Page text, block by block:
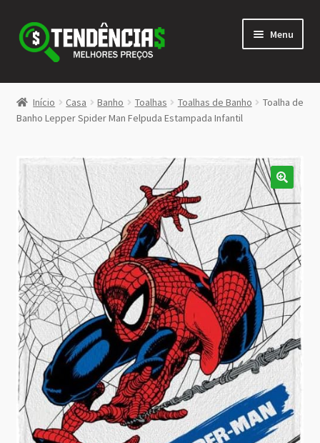
Pular
para
navegação
Pular
para
conteúdo
Menu
LOJA
<>
Início Casa Banho Toalhas Toalhas de Banho
Toalha de
Banho Lepper Spider Man Felpuda Estampada Infantil